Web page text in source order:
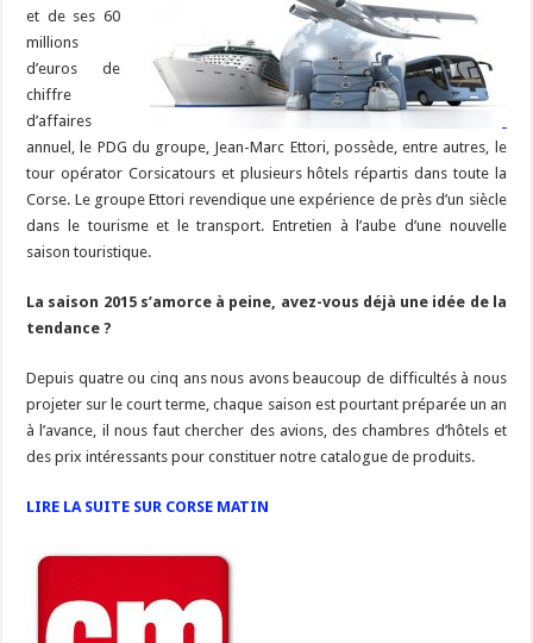
et de ses 60
millions
d’euros de
chiffre
d’affaires
annuel, le PDG du groupe, Jean-Marc Ettori, possède, entre autres, le
tour opérator Corsicatours et plusieurs hôtels répartis dans toute la
Corse. Le groupe Ettori revendique une expérience de près d’un siècle
dans le tourisme et le transport. Entretien à l’aube d’une nouvelle
saison touristique.
La saison 2015 s’amorce à peine, avez-vous déjà une idée de la
tendance ?
Depuis quatre ou cinq ans nous avons beaucoup de difficultés à nous
projeter sur le court terme, chaque saison est pourtant préparée un an
à l’avance, il nous faut chercher des avions, des chambres d’hôtels et
des prix intéressants pour constituer notre catalogue de produits.
LIRE LA SUITE SUR CORSE MATIN